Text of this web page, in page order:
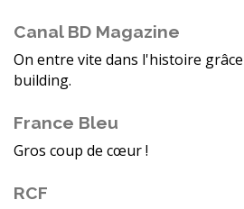
Canal BD Magazine
On entre vite dans l'histoire
building.
France Bleu
Gros coup de cœur !
RCF